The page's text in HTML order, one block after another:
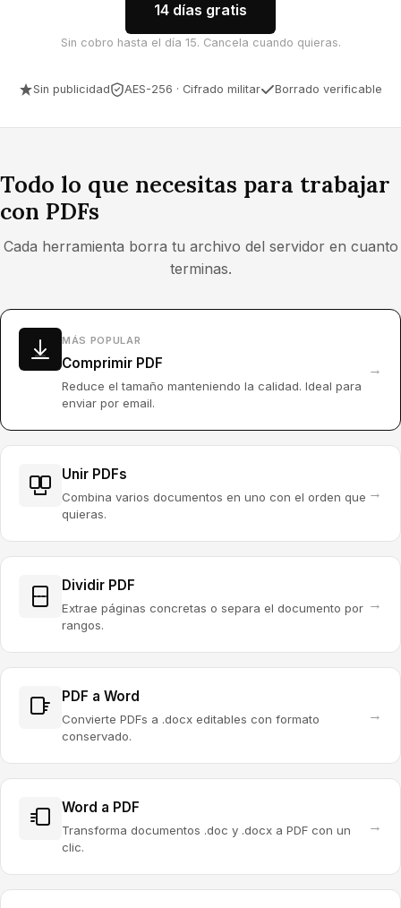
14 días gratis
Sin cobro hasta el día 15. Cancela cuando quieras.
Sin publicidad AES-256 · Cifrado militar Borrado verificable
Todo lo que necesitas para trabajar
con PDFs
Cada herramienta borra tu archivo del servidor en cuanto
terminas.
MÁS POPULAR
Comprimir PDF
Reduce el tamaño manteniendo la calidad. Ideal para
enviar por email.
→
Unir PDFs
Combina varios documentos en uno con el orden que
quieras.
→
Dividir PDF
Extrae páginas concretas o separa el documento por
rangos.
→
PDF a Word
Convierte PDFs a .docx editables con formato
conservado.
→
Word a PDF
Transforma documentos .doc y .docx a PDF con un
clic.
→